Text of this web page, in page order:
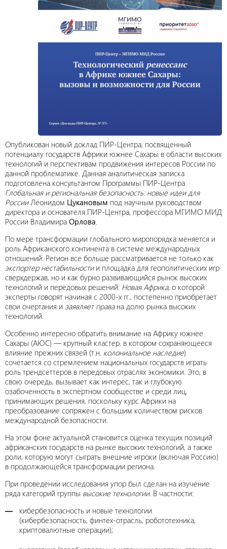
Опубликован новый доклад ПИР-Центра, посвященный
потенциалу государств Африки южнее Сахары в области высоких
технологий и перспективам продвижения интересов России по
данной проблематике. Данная аналитическая записка
подготовлена консультантом Программы ПИР-Центра
Глобальная и региональная безопасность: новые идеи для
РоссииЛеонидом Цукановым под научным руководством
директора и основателя ПИР-Центра, профессора МГИМО МИД
России Владимира Орлова.
По мере трансформации глобального миропорядка меняется и
роль Африканского континента в системе международных
отношений. Регион все больше рассматривается не только как
экспортер нестабильностии площадка для геополитических игр
сверхдержав, но и как бурно развивающийся рынок высоких
технологий и передовых решений. Новая Африка, о которой
эксперты говорят начиная с 2000-х гг., постепенно приобретает
свои очертания и заявляет правана долю рынка высоких
технологий.
Особенно интересно обратить внимание на Африку южнее
Сахары (АЮС) — крупный кластер, в котором сохраняющееся
влияние прежних связей (т.н. колониальное наследие)
сочетается со стремлением национальных государств играть
роль трендсеттеров в передовых отраслях экономики. Это, в
свою очередь, вызывает как интерес, так и глубокую
озабоченность в экспертном сообществе и среди лиц,
принимающих решения, поскольку курс Африки на
преобразование сопряжен с большим количеством рисков
международной безопасности.
На этом фоне актуальной становится оценка текущих позиций
африканских государств на рынке высоких технологий, а также
роли, которую могут сыграть внешние игроки (включая Россию)
в продолжающейся трансформации региона.
При проведении исследования упор был сделан на изучение
ряда категорий группы высокие технологии. В частности:
кибербезопасность и новые технологии
(кибербезопасность, финтех-отрасль, робототехника,
криптовалютные операции);